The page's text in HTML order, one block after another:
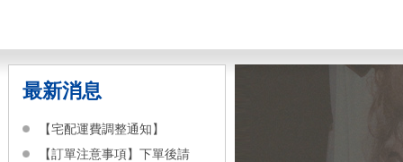
最新消息
【宅配運費調整通知】
【訂單注意事項】下單後請